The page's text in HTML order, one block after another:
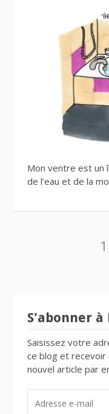
Mon ventre est un
de l’eau et de la
1
S'abonner
Saisissez votre
ce blog et recevoir
nouvel article par